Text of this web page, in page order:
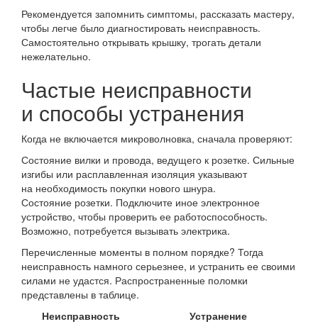
Рекомендуется запомнить симптомы, рассказать мастеру,
чтобы легче было диагностировать неисправность.
Самостоятельно открывать крышку, трогать детали
нежелательно.
Частые неисправности
и способы устранения
Когда не включается микроволновка, сначала проверяют:
Состояние вилки и провода, ведущего к розетке. Сильные
изгибы или расплавленная изоляция указывают
на необходимость покупки нового шнура.
Состояние розетки. Подключите иное электронное
устройство, чтобы проверить ее работоспособность.
Возможно, потребуется вызывать электрика.
Перечисленные моменты в полном порядке? Тогда
неисправность намного серьезнее, и устранить ее своими
силами не удастся. Распространенные поломки
представлены в таблице.
Неисправность
Устранение